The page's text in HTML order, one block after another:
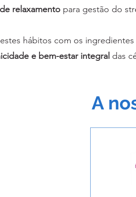
relaxamento para gestão do
hábitos com os
e bem-estar integral das
A